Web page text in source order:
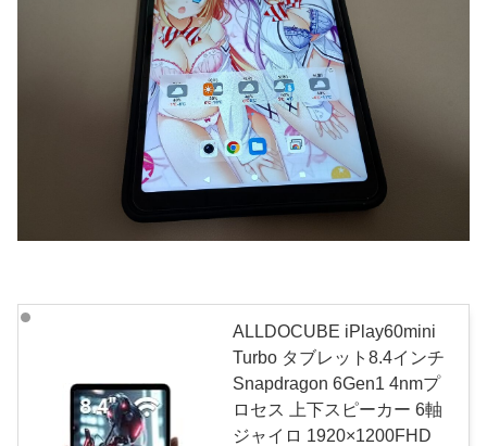
ALLDOCUBE iPlay60mini
Turbo タブレット8.4インチ
Snapdragon 6Gen1 4nmプ
ロセス 上下スピーカー 6軸
ジャイロ 1920×1200FHD